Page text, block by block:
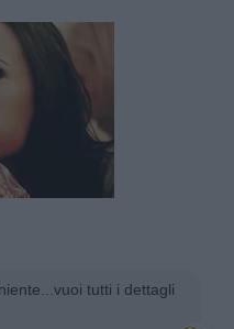
tutti i dettagli